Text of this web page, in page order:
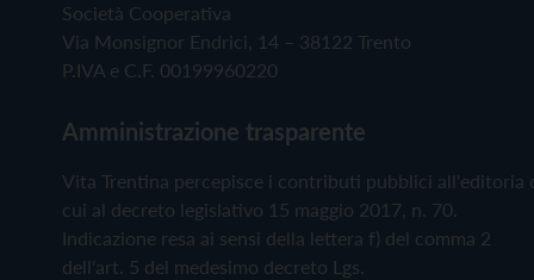
Società Cooperativa
Via Monsignor Endrici, 14 – 38122 Trento
P.IVA e C.F. 00199960220
Amministrazione trasparente
Vita Trentina percepisce i contributi pubblici all'editoria
cui al decreto legislativo 15 maggio 2017, n. 70.
Indicazione resa ai sensi della lettera f) del comma 2
dell'art. 5 del medesimo decreto Lgs.